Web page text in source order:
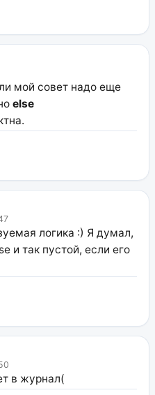
мой совет надо еще
else
логика :) Я думал,
и так пустой, если его
в журнал(